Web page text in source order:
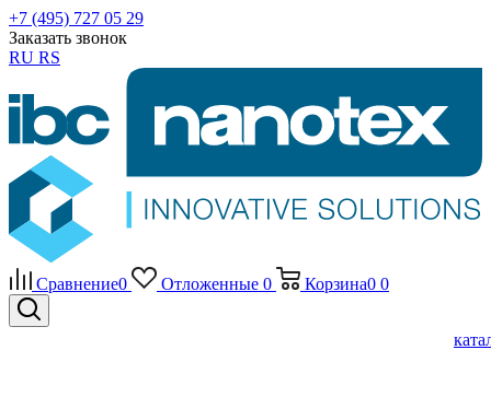
+7 (495) 727 05 29
Заказать звонок
RU RS
Сравнение0 Отложенные 0 Корзина0 0